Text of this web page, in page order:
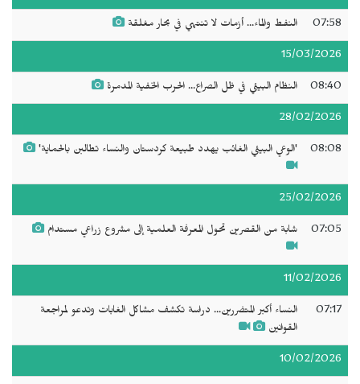
07:58 النفط والماء... أزمات لا تنتهي في بحار مغلقة
15/03/2026
08:40 النظام البيئي في ظل الصراع... الحرب الخفية المدمرة
28/02/2026
08:08 'الوعي البيئي الغائب يهدد طبيعة كردستان والنساء تطالبن بالحماية'
25/02/2026
07:05 شابة من القصرين تحول المعرفة العلمية إلى مشروع زراعي مستدام
11/02/2026
07:17
النساء أكبر المتضررين... دراسة تكشف مشاكل الغابات وتدعو لمراجعة
القوانين
10/02/2026